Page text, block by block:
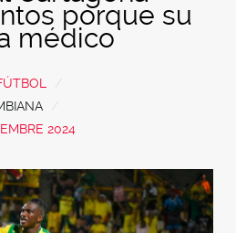
porque su
médico
2024